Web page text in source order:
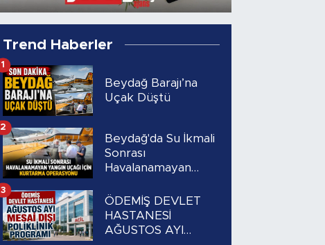
Trend Haberler
Beydağ Barajı’na
Uçak Düştü
1
Beydağ'da Su İkmali
Sonrası
Havalanamayan
Kurtarma
Operasyonu
2
ÖDEMİŞ DEVLET
HASTANESİ
AĞUSTOS AYI
3